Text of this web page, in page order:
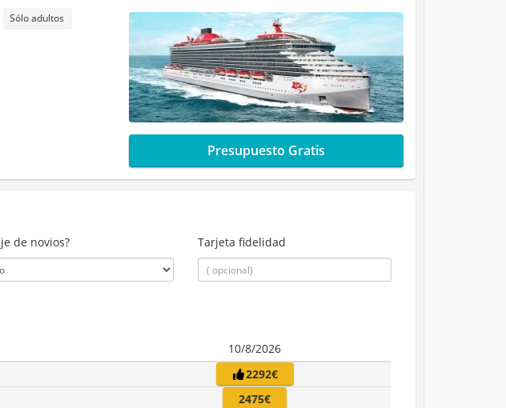
Sólo adultos
Presupuesto Gratis
de novios? Tarjeta fidelidad
10/8/2026
2292€
2475€